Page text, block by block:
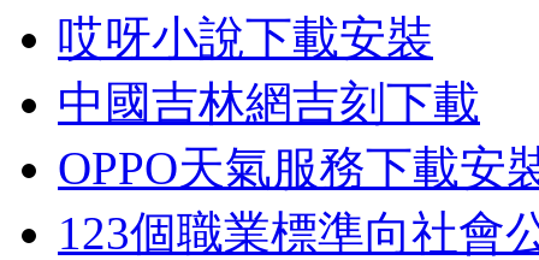
哎呀小說下載安裝
中國吉林網吉刻下載
OPPO天氣服務下載安
123個職業標準向社會